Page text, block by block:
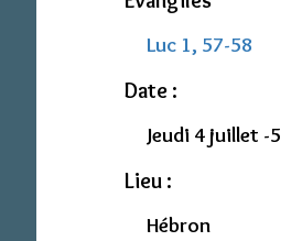
Luc 1, 57-58
Date :
Jeudi 4 juillet -5
Lieu :
Hébron